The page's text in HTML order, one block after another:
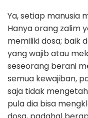
Ya, setiap manusia
Hanya orang zalim
memiliki dosa; baik
yang wajib atau
seseorang berani
semua kewajiban,
saja tidak
pula dia bisa